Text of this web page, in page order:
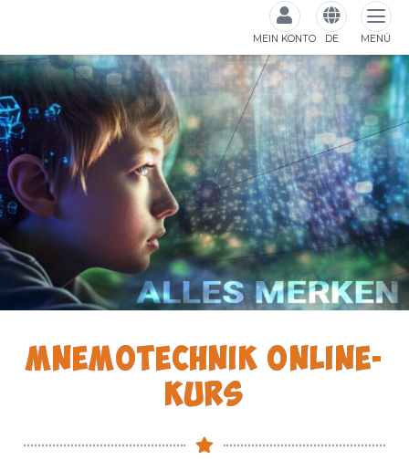
MEIN KONTO DE MENÜ
MNEMOTECHNIK ONLINE-
KURS